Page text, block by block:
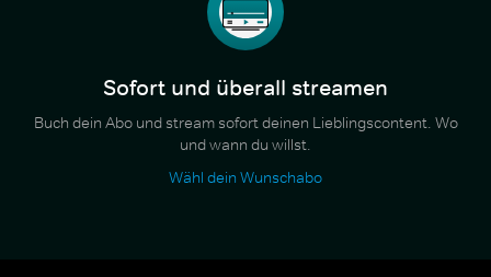
Sofort und überall streamen
Buch dein Abo und stream sofort deinen Lieblingscontent. Wo
und wann du willst.
Wähl dein Wunschabo